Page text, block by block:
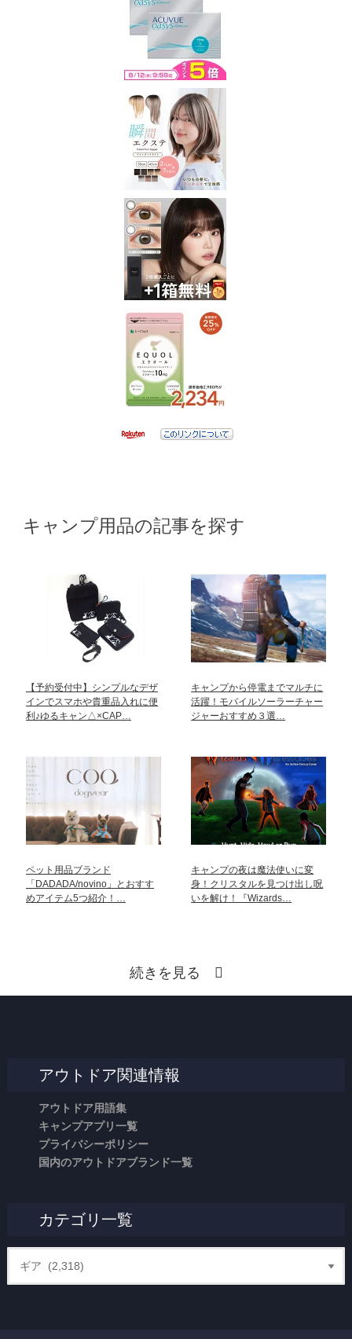
キャンプ用品の記事を探す
【予約受付中】シンプルなデザ
インでスマホや貴重品入れに便
利♪ゆるキャン△×CAP…
キャンプから停電までマルチに
活躍！モバイルソーラーチャー
ジャーおすすめ３選…
ペット用品ブランド
「DADADA/novino」とおすす
めアイテム5つ紹介！…
キャンプの夜は魔法使いに変
身！クリスタルを見つけ出し呪
いを解け！『Wizards…
続きを見る
アウトドア関連情報
アウトドア用語集
キャンプアプリ一覧
プライバシーポリシー
国内のアウトドアブランド一覧
カテゴリ一覧